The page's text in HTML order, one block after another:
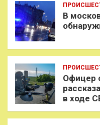
В
Офицер
в ходе